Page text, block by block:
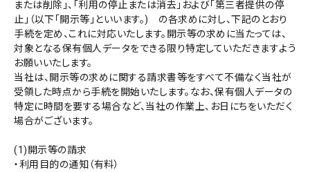
または削除」、「利用の停止または消去」および「第三者提供の停
止」（以下「開示等」といいます。) の各求めに対し、下記のとおり
手続を定め、これに対応いたします。開示等の求めに当たっては、
対象となる保有個人データをできる限り特定していただきますよう
お願いいたします。
当社は、開示等の求めに関する請求書等をすべて不備なく当社が
受領した時点から手続を開始いたします。なお、保有個人データの
特定に時間を要する場合など、当社の作業上、お日にちをいただく
場合がございます。
(1)開示等の請求
・利用目的の通知（有料）